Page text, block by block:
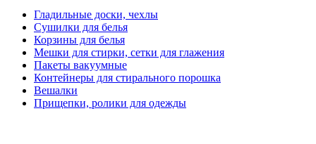
Гладильные доски, чехлы
Сушилки для белья
Корзины для белья
Мешки для стирки, сетки для глажения
Пакеты вакуумные
Контейнеры для стирального порошка
Вешалки
Прищепки, ролики для одежды